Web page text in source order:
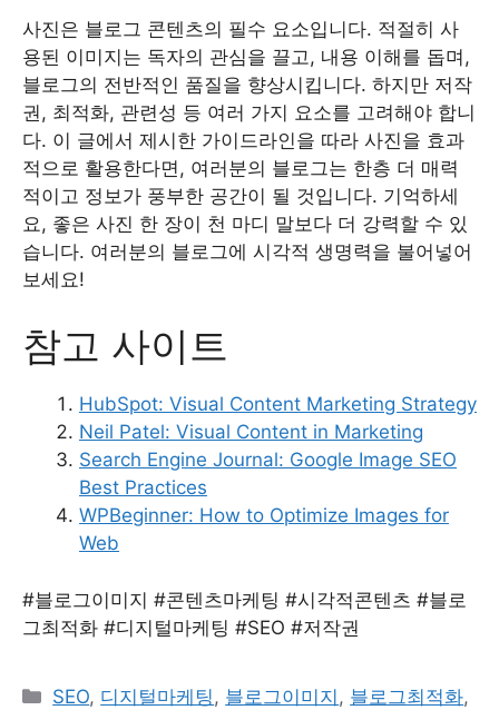
사진은 블로그 콘텐츠의 필수 요소입니다. 적절히 사
용된 이미지는 독자의 관심을 끌고, 내용 이해를 돕며,
블로그의 전반적인 품질을 향상시킵니다. 하지만 저작
권, 최적화, 관련성 등 여러 가지 요소를 고려해야 합니
다. 이 글에서 제시한 가이드라인을 따라 사진을 효과
적으로 활용한다면, 여러분의 블로그는 한층 더 매력
적이고 정보가 풍부한 공간이 될 것입니다. 기억하세
요, 좋은 사진 한 장이 천 마디 말보다 더 강력할 수 있
습니다. 여러분의 블로그에 시각적 생명력을 불어넣어
보세요!
참고 사이트
HubSpot: Visual Content Marketing Strategy
Neil Patel: Visual Content in Marketing
Search Engine Journal: Google Image SEO
Best Practices
WPBeginner: How to Optimize Images for
Web
#블로그이미지 #콘텐츠마케팅 #시각적콘텐츠 #블로
그최적화 #디지털마케팅 #SEO #저작권
Categories
SEO, 디지털마케팅 , 블로그이미지 , 블로그최적화,